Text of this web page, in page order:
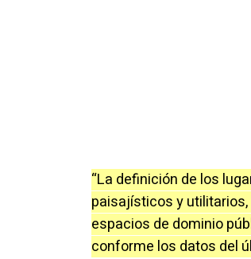
“La definición de los
paisajísticos y
espacios de dominio
conforme los datos del